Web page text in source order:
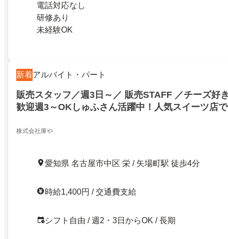
電話対応なし
研修あり
未経験OK
新着アルバイト・パート
販売スタッフ／週3日～／ 販売STAFF ／チーズ好
歓迎週3～OKしゅふさん活躍中！人気スイーツ店
株式会社庫や
愛知県 名古屋市中区 栄 / 矢場町駅 徒歩4分
時給1,400円 / 交通費支給
シフト自由 / 週2・3日からOK / 長期